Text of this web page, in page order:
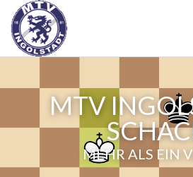
MTV
MEHR ALS EIN